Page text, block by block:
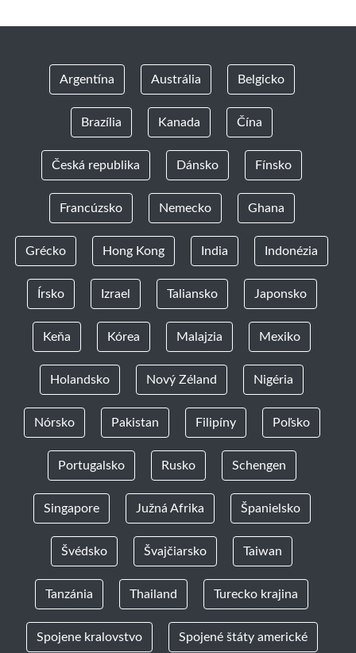
Argentína Austrália Belgicko
Brazília Kanada Čína
Česká republika Dánsko Fínsko
Francúzsko Nemecko Ghana
Grécko Hong Kong India Indonézia
Írsko Izrael Taliansko Japonsko
Keňa Kórea Malajzia Mexiko
Holandsko Nový Zéland Nigéria
Nórsko Pakistan Filipíny Poľsko
Portugalsko Rusko Schengen
Singapore Južná Afrika Španielsko
Švédsko Švajčiarsko Taiwan
Tanzánia Thailand Turecko krajina
Spojene kralovstvo Spojené štáty americké